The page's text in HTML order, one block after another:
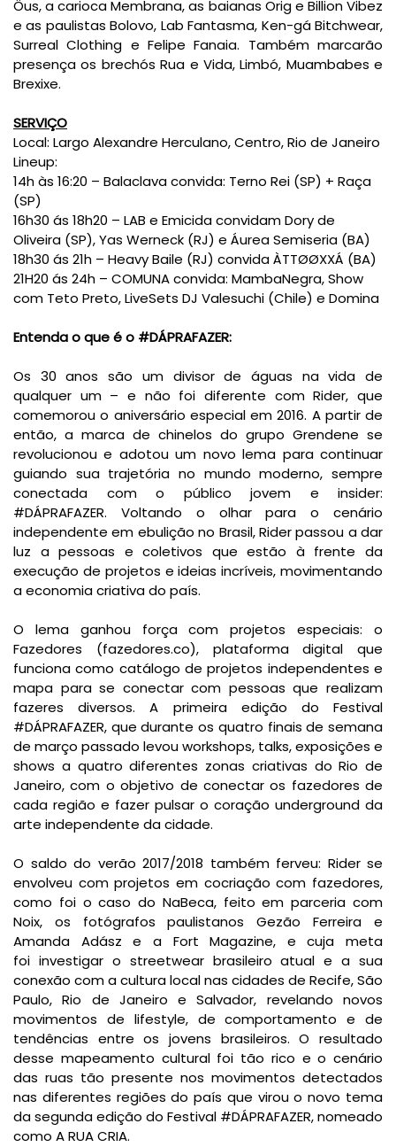
Öus, a carioca Membrana, as baianas Orig e Billion Vibez
e as paulistas Bolovo, Lab Fantasma, Ken-gá Bitchwear,
Surreal Clothing e Felipe Fanaia. Também marcarão
presença os brechós Rua e Vida, Limbó, Muambabes e
Brexixe.
SERVIÇO
Local: Largo Alexandre Herculano, Centro, Rio de Janeiro
Lineup:
14h às 16:20 – Balaclava convida: Terno Rei (SP) + Raça
(SP)
16h30 ás 18h20 – LAB e Emicida convidam Dory de
Oliveira (SP), Yas Werneck (RJ) e Áurea Semiseria (BA)
18h30 ás 21h – Heavy Baile (RJ) convida ÀTTØØXXÁ (BA)
21H20 ás 24h – COMUNA convida: MambaNegra, Show
com Teto Preto, LiveSets DJ Valesuchi (Chile) e Domina
Entenda o que é o #DÁPRAFAZER:
Os 30 anos são um divisor de águas na vida de
qualquer um – e não foi diferente com Rider, que
comemorou o aniversário especial em 2016. A partir de
então, a marca de chinelos do grupo Grendene se
revolucionou e adotou um novo lema para continuar
guiando sua trajetória no mundo moderno, sempre
conectada com o público jovem e insider:
#DÁPRAFAZER. Voltando o olhar para o cenário
independente em ebulição no Brasil, Rider passou a dar
luz a pessoas e coletivos que estão à frente da
execução de projetos e ideias incríveis, movimentando
a economia criativa do país.
O lema ganhou força com projetos especiais: o
Fazedores (fazedores.co), plataforma digital que
funciona como catálogo de projetos independentes e
mapa para se conectar com pessoas que realizam
fazeres diversos. A primeira edição do Festival
#DÁPRAFAZER, que durante os quatro finais de semana
de março passado levou workshops, talks, exposições e
shows a quatro diferentes zonas criativas do Rio de
Janeiro, com o objetivo de conectar os fazedores de
cada região e fazer pulsar o coração underground da
arte independente da cidade.
O saldo do verão 2017/2018 também ferveu: Rider se
envolveu com projetos em cocriação com fazedores,
como foi o caso do NaBeca, feito em parceria com
Noix, os fotógrafos paulistanos Gezão Ferreira e
Amanda Adász e a Fort Magazine, e cuja meta
foi investigar o streetwear brasileiro atual e a sua
conexão com a cultura local nas cidades de Recife, São
Paulo, Rio de Janeiro e Salvador, revelando novos
movimentos de lifestyle, de comportamento e de
tendências entre os jovens brasileiros. O resultado
desse mapeamento cultural foi tão rico e o cenário
das ruas tão presente nos movimentos detectados
nas diferentes regiões do país que virou o novo tema
da segunda edição do Festival #DÁPRAFAZER, nomeado
como A RUA CRIA.